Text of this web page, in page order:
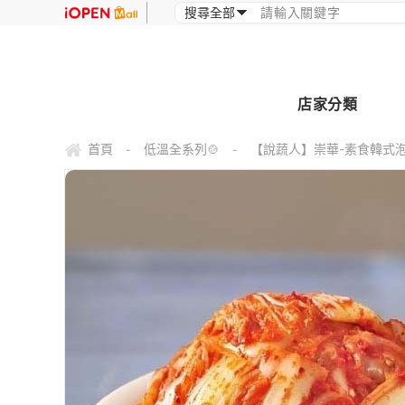
店家分類
首頁 - 低溫全系列🍲 - 【說蔬人】崇華-素食韓